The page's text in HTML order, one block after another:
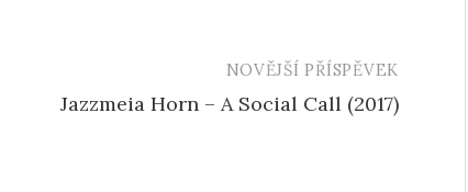
NOVĚJŠÍ PŘÍSPĚVEK
Jazzmeia Horn – A Social Call (2017)